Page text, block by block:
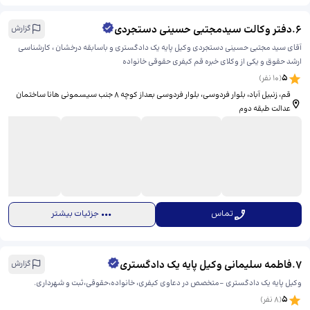
6
.دفتر وکالت سیدمجتبی حسینی دستجردی
گزارش
آقای سید مجتبی حسینی دستجردی وکیل پایه یک دادگستری و باسابقه درخشان ، کارشناسی
ارشد حقوق و یکی از وکلای خبره قم کیفری حقوقی خانواده
5
(
10 نفر)
قم، زنبیل آباد، بلوار فردوسی، ​بلوار فردوسی بعداز کوچه ۸ جنب سیسمونی هانا ساختمان
عدالت طبقه دوم
تماس جزئیات بیشتر
7
.فاطمه سلیمانی وکیل پایه یک دادگستری
گزارش
وکیل پایه یک دادگستری -متخصص در دعاوی کیفری، خانواده،حقوقی،ثبت و شهرداری.
5
(
8نفر)